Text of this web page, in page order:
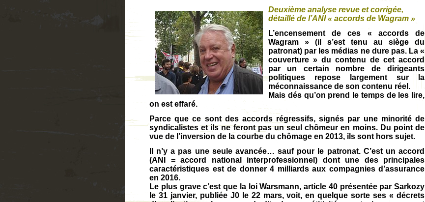
Deuxième analyse revue et corrigée,
détaillé de l’ANI « accords de Wagram »
L’encensement de ces « accords de
Wagram » (il s’est tenu au siège du
patronat) par les médias ne dure pas. La «
couverture » du contenu de cet accord
par un certain nombre de dirigeants
politiques repose largement sur la
méconnaissance de son contenu réel.
Mais dés qu’on prend le temps de les lire,
on est effaré.
Parce que ce sont des accords régressifs, signés par une minorité de
syndicalistes et ils ne feront pas un seul chômeur en moins. Du point de
vue de l’inversion de la courbe du chômage en 2013, ils sont hors sujet.
Il n’y a pas une seule avancée… sauf pour le patronat. C’est un accord
(ANI = accord national interprofessionnel) dont une des principales
caractéristiques est de donner 4 milliards aux compagnies d’assurance
en 2016.
Le plus grave c’est que la loi Warsmann, article 40 présentée par Sarkozy
le 31 janvier, publiée J0 le 22 mars, voit, en quelque sorte ses « décrets